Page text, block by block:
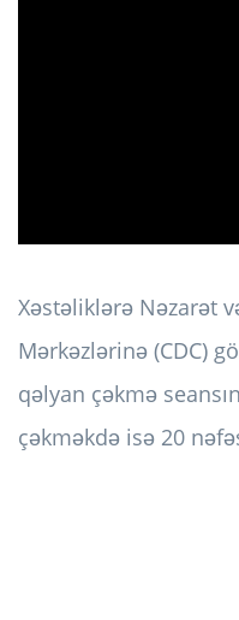
Xəstəliklərə Nəzarət
Mərkəzlərinə (CDC)
qəlyan çəkmə
çəkməkdə isə 20